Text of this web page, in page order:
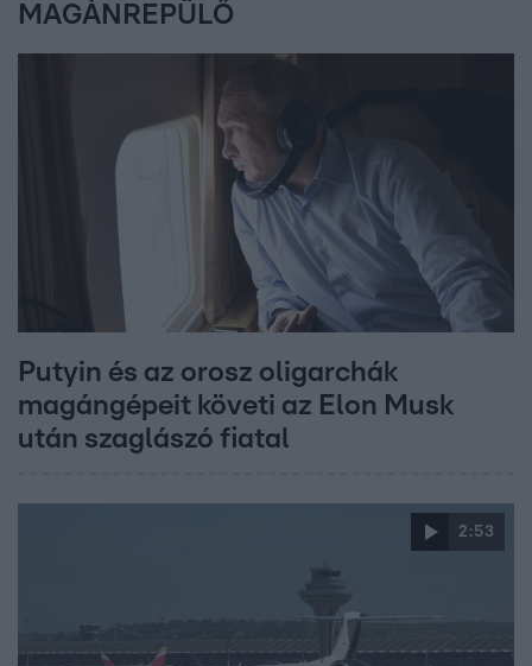
MAGÁNREPÜLŐ
Putyin és az orosz oligarchák
magángépeit követi az Elon Musk
után szaglászó fiatal
2:53